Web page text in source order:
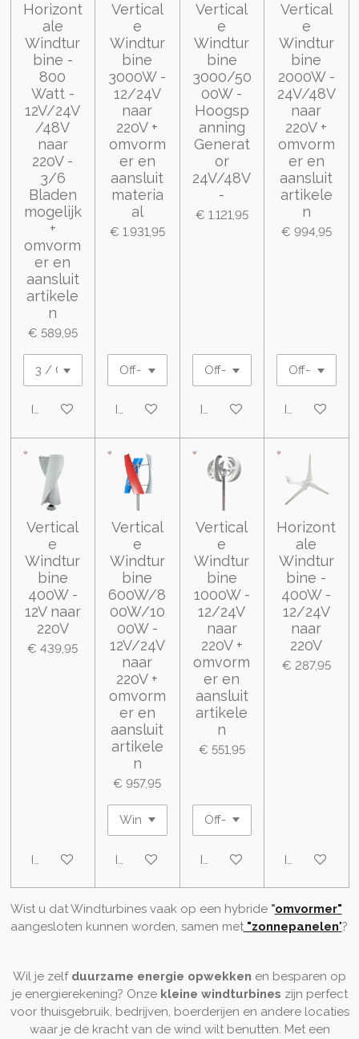
Horizont
ale
Windtur
bine -
800
Watt -
12V/24V
/48V
naar
220V -
3/6
Bladen
mogelijk
+
omvorm
er en
aansluit
artikele
n
€ 589,95
In winkelwagen
Vertical
e
Windtur
bine
3000W -
12/24V
naar
220V +
omvorm
er en
aansluit
materia
al
€ 1.931,95
In winkelwagen
Vertical
e
Windtur
bine
3000/50
00W -
Hoogsp
anning
Generat
or
24V/48V
-
€ 1.121,95
In winkelwagen
Vertical
e
Windtur
bine
2000W -
24V/48V
naar
220V +
omvorm
er en
aansluit
artikele
n
€ 994,95
In
Vertical
e
Windtur
bine
400W -
12V naar
220V
€ 439,95
In winkelwagen
Vertical
e
Windtur
bine
600W/8
00W/10
00W -
12V/24V
naar
220V +
omvorm
er en
aansluit
artikele
n
€ 957,95
In winkelwagen
Vertical
e
Windtur
bine
1000W -
12/24V
naar
220V +
omvorm
er en
aansluit
artikele
n
€ 551,95
In winkelwagen
Horizont
ale
Windtur
bine -
400W -
12/24V
naar
220V
€ 287,95
In
Wist u dat Windturbines vaak op een hybride "omvormer"
aangesloten kunnen worden, samen met"zonnepanelen"?
Wil je zelf duurzame energie opwekken en besparen op
je energierekening? Onze kleine windturbines zijn perfect
voor thuisgebruik, bedrijven, boerderijen en andere locaties
waar je de kracht van de wind wilt benutten. Met een